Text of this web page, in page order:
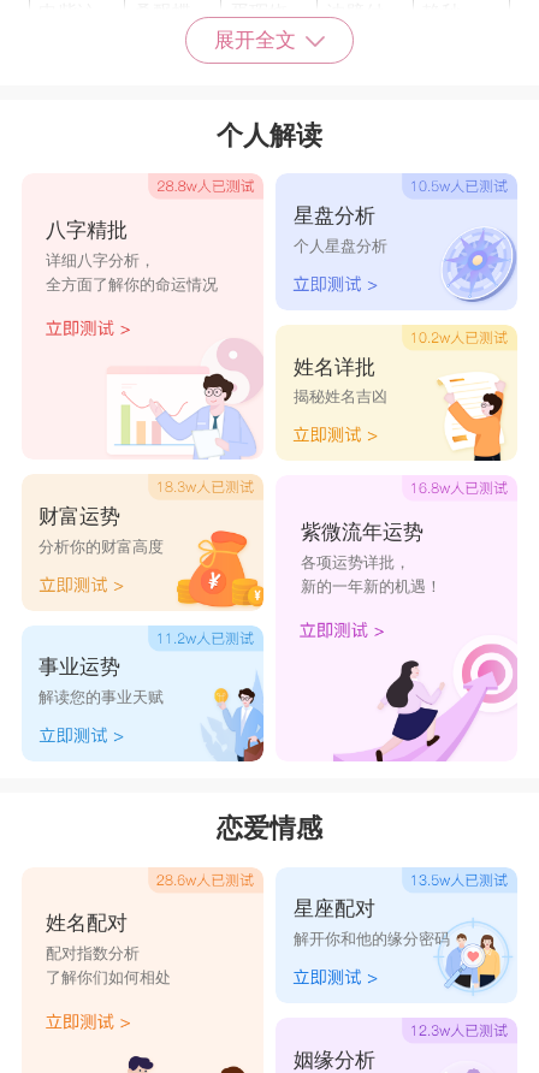
胥珲娆 沈璧付
丽华 斯茹
欣惠
舟展 华翰 桦德 灿鸿
耀伟 璇璐 月泓
展开全文
个人解读
八字精批
详细八字分析，
全方面了解你的命运情况
财富运势
分析你的财富高度
事业运势
解读您的事业天赋
星盘分析
个人星盘分析
姓名详批
揭秘姓名吉凶
紫微流年运势
各项运势详批，
新的一年新的机遇！
恋爱情感
姓名配对
配对指数分析
了解你们如何相处
星座配对
解开你和他的缘分密码
姻缘分析